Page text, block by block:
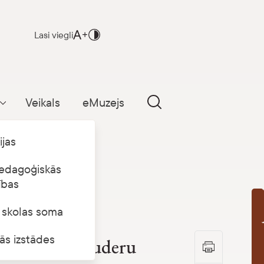
Lasi viegli
Parādīt apakšizvēlni
soma
izstādes
Veikals eMuzejs
virs Dauderu